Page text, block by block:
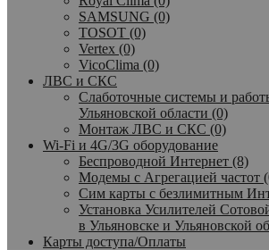
SAMSUNG (0)
TOSOT (0)
Vertex (0)
VicoClima (0)
ЛВС и СКС
Слаботочные системы и
Ульяновской области (0)
Монтаж ЛВС и СКС (0)
Wi-Fi и 4G/3G оборудование
Беспроводной Интернет (8)
Модемы с Агрегацией частот
Сим карты с безлимитным
Установка Усилителей
в Ульяновске и Ульяновской
Карты доступа/Оплаты